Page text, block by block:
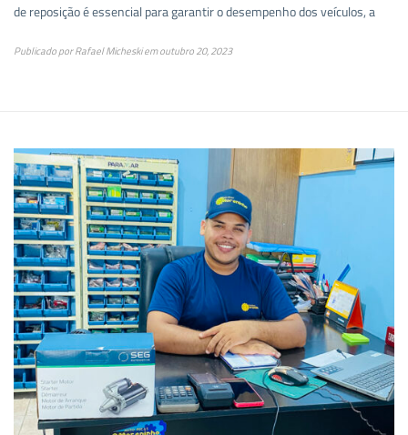
de reposição é essencial para garantir o desempenho dos veículos, a
Publicado porRafael Micheskiemoutubro 20, 2023